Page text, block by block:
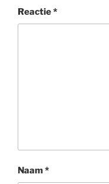
Reactie*
Naam*